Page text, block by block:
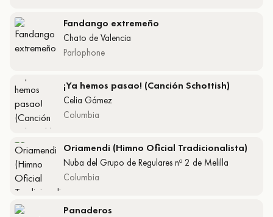
Fandango extremeño
Chato de Valencia
Parlophone
¡Ya hemos pasao! (Canción Schottish)
Celia Gámez
Columbia
Oriamendi (Himno Oficial Tradicionalista)
Nuba del Grupo de Regulares nº 2 de Melilla
Columbia
Panaderos